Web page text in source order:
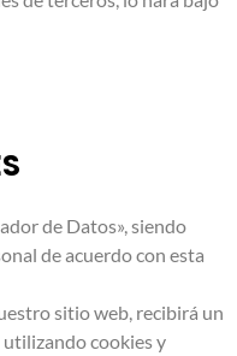
de Datos», siendo
de acuerdo con esta
sitio web, recibirá un
cookies y